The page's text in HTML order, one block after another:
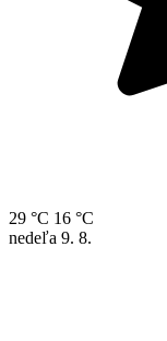
29 °C 16 °C
nedeľa 9. 8.